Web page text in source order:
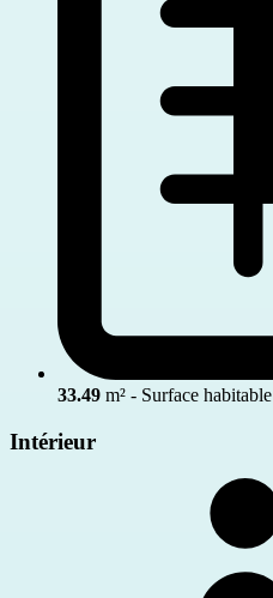
33.49 m² - Surface habitable
Intérieur